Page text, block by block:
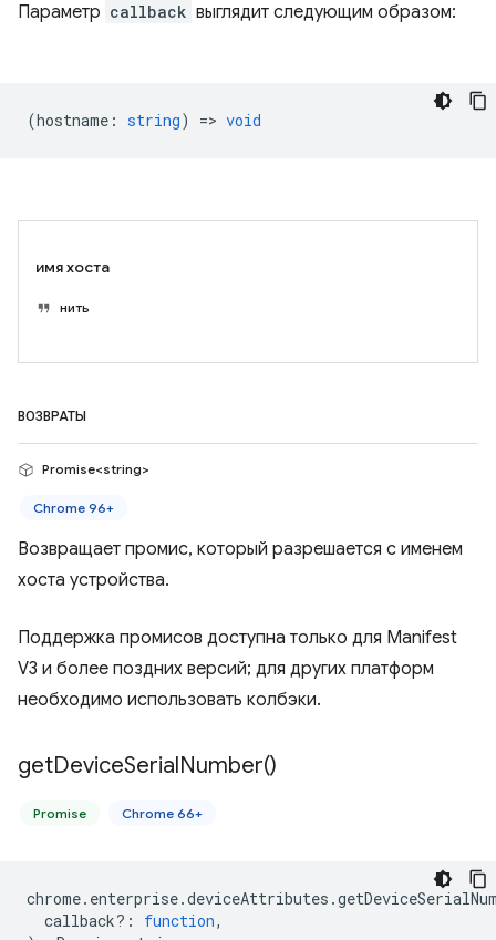
Параметр callback выглядит следующим образом:
(hostname : string) => void
имя хоста
нить
ВОЗВРАТЫ
Promise<string>
Chrome 96+
Возвращает промис, который разрешается с именем
хоста устройства.
Поддержка промисов доступна только для Manifest
V3 и более поздних версий; для других платформ
необходимо использовать колбэки.
getDeviceSerialNumber()
Promise Chrome 66+
chrome. enterprise.deviceAttributes .
callback? : function,